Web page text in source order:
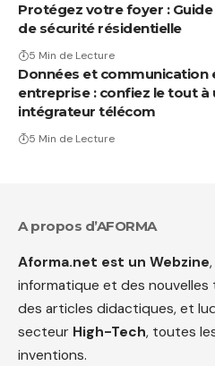
Protégez votre foyer :
de sécurité résidentielle
5 Min de Lecture
Données et communication
entreprise : confiez le tout à
intégrateur télécom
5 Min de Lecture
A propos d’AFORMA
Aforma.net est un Webzine
informatique et des nouvelles
des articles didactiques, et
secteur High-Tech, toutes
inventions.